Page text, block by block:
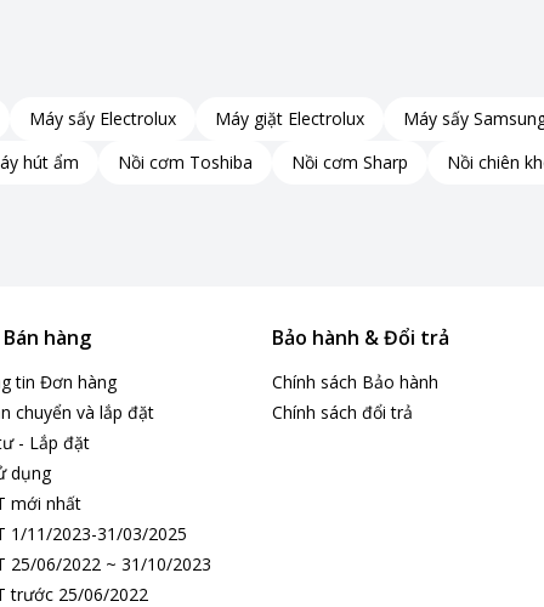
vùng nấu đạt 2000W, giúp việc nấu nướng trở
suất và tần số từ trường, tiết kiệm điện năng,
soát thời gian nấu.
kiệm điện tối đa.
nổ.
Máy sấy Electrolux Máy giặt Electrolux Máy sấy
hút ẩm Nồi cơm Toshiba Nồi cơm Sharp Nồi chiên
hàng
tin Đơn hàng
chuyển và lắp đặt
- Lắp đặt
dụng
mới nhất
1/11/2023-31/03/2025
25/06/2022 ~ 31/10/2023
trước 25/06/2022
Bảo hành & Đổi trả
Chính sách Bảo hành
Chính sách đổi trả